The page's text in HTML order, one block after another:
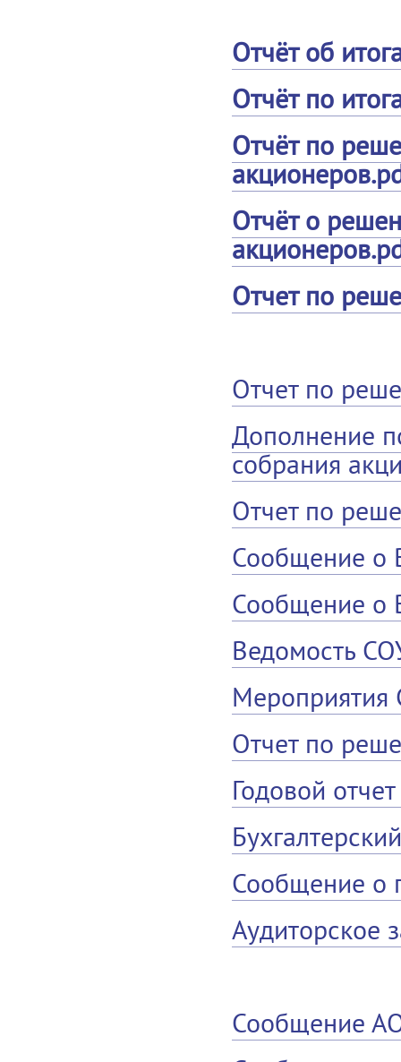
Отчёт об
Отчёт по
Отчёт по
Отчёт о
Отчет по
Отчет по
Дополнение
собрания
Отчет по
Сообщение о
Сообщение о
Ведомость
Мероприятия
Отчет по
Годовой
Сообщение о
Аудиторское
Сообщение